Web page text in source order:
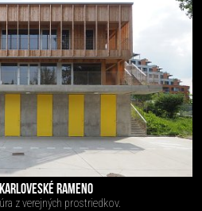
RAMENO
z verejných prostriedkov.